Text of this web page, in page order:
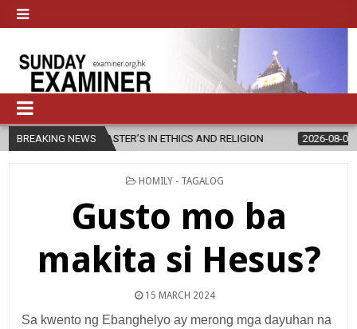
BREAKING NEWS
MASTER’S IN ETHICS AND RELIGION 2026-08-07 DIOCESE
POSTED
HOMILY - TAGALOG
Gusto mo ba
makita si Hesus?
15 MARCH 2024
Sa kwento ng Ebanghelyo ay merong mga dayuhan na